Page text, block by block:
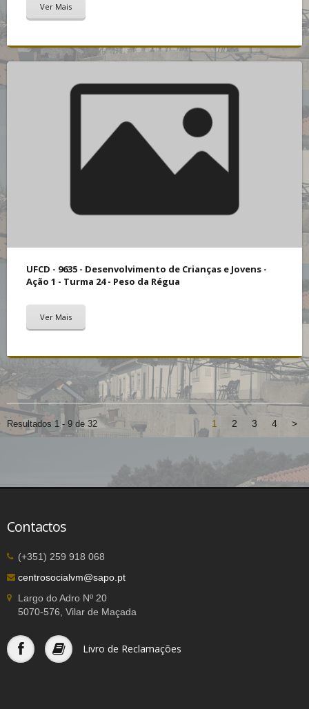
Ver Mais
UFCD - 9635 - Desenvolvimento de Crianças e Jovens -
Ação 1 - Turma 24 - Peso da Régua
Ver Mais
Resultados 1 - 9 de 32 1 2 3 4 >
Contactos
(+351) 259 918 068
centrosocialvm@sapo.pt
Largo do Adro Nº 20
5070-576, Vilar de Maçada
Livro de Reclamações